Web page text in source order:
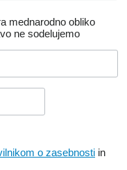
mednarodno obliko
ne sodelujemo
o zasebnosti in